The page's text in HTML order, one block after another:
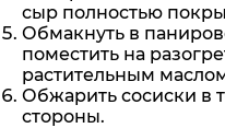
сыр полностью
Обмакнуть в
поместить на
растительным
Обжарить сосиски в
стороны.